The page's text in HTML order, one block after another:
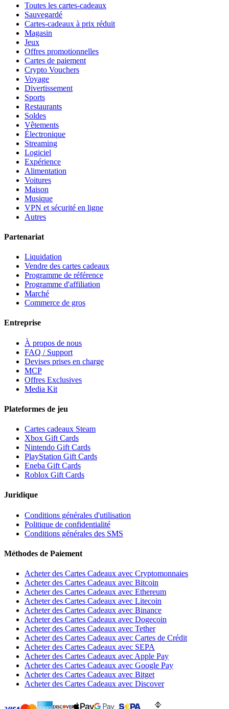
Toutes les cartes-cadeaux
Sauvegardé
Cartes-cadeaux à prix réduit
Magasin
Jeux
Offres promotionnelles
Cartes de paiement
Crypto Vouchers
Voyage
Divertissement
Sports
Restaurants
Soldes
Vêtements
Électronique
Streaming
Logiciel
Expérience
Alimentation
Voitures
Maison
Musique
VPN et sécurité en ligne
Autres
Partenariat
Liquidation
Vendre des cartes cadeaux
Programme de référence
Programme d'affiliation
Marché
Commerce de gros
Entreprise
À propos de nous
FAQ / Support
Devises prises en charge
MCP
Offres Exclusives
Media Kit
Plateformes de jeu
Cartes cadeaux Steam
Xbox Gift Cards
Nintendo Gift Cards
PlayStation Gift Cards
Eneba Gift Cards
Roblox Gift Cards
Juridique
Conditions générales d'utilisation
Politique de confidentialité
Conditions générales des SMS
Méthodes de Paiement
Acheter des Cartes Cadeaux avec Cryptomonnaies
Acheter des Cartes Cadeaux avec Bitcoin
Acheter des Cartes Cadeaux avec Ethereum
Acheter des Cartes Cadeaux avec Litecoin
Acheter des Cartes Cadeaux avec Binance
Acheter des Cartes Cadeaux avec Dogecoin
Acheter des Cartes Cadeaux avec Tether
Acheter des Cartes Cadeaux avec Cartes de Crédit
Acheter des Cartes Cadeaux avec SEPA
Acheter des Cartes Cadeaux avec Apple Pay
Acheter des Cartes Cadeaux avec Google Pay
Acheter des Cartes Cadeaux avec Bitget
Acheter des Cartes Cadeaux avec Discover